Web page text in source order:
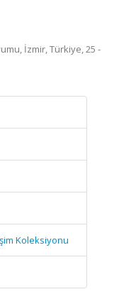
İzmir, Türkiye, 25 -
Koleksiyonu